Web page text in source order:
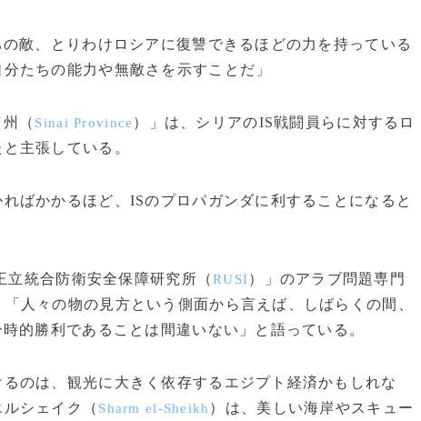
敵、とりわけロシアに復讐できるほどの力を持っている
たちの能力や無敵さを示すことだ」
（ Sinai Province ）」は、シリアのIS戦闘員らに対するロ
主張している。
ばかかるほど、ISのプロパガンダに利することになると
立統合防衛安全保障研究所（RUSI）」のアラブ問題専門
「人々の物の見方という側面から言えば、しばらくの間、
的勝利であることは間違いない」と語っている。
のは、観光に大きく依存するエジプト経済かもしれな
シェイク（ Sharm el-Sheikh ）は、美しい海岸やスキュー